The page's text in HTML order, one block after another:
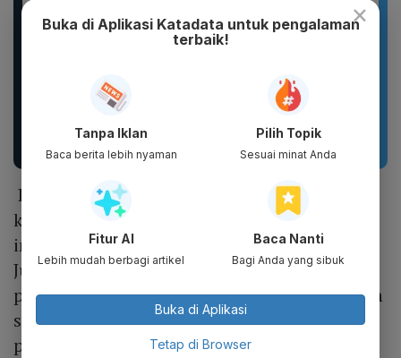
Sandal Pria Wanita
CLOSS Waterproof Anti
Slip Cepat Kering Anti...
BMN Sandal Slide
Original Model Korea
Dengan Bahan Eva
Berkualitas...
Pengacara Tim Hukum AMIN, Heru Widodo,
kemudian meminta agar penyerahan nama
ini bisa diberikan pada Senin (1/4) karena
Jumat (29/3) adalah hari libur nasional. Heru
pun ragu bila nama itu disampaikan sebelum
sidang, nama-namanya bakal bocor ke
publik.
×
Buka di Aplikasi Katadata untuk pengalaman
terbaik!
Tanpa Iklan
Baca berita lebih nyaman
Pilih Topik
Sesuai minat Anda
Fitur AI
Lebih mudah berbagi artikel
Baca Nanti
Bagi Anda yang sibuk
Buka di Aplikasi
Tetap di Browser